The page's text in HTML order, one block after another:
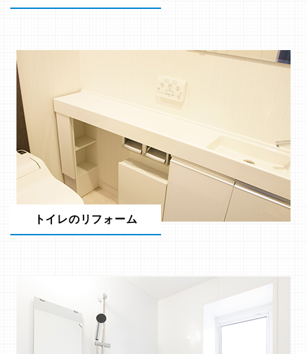
トイレのリフォーム